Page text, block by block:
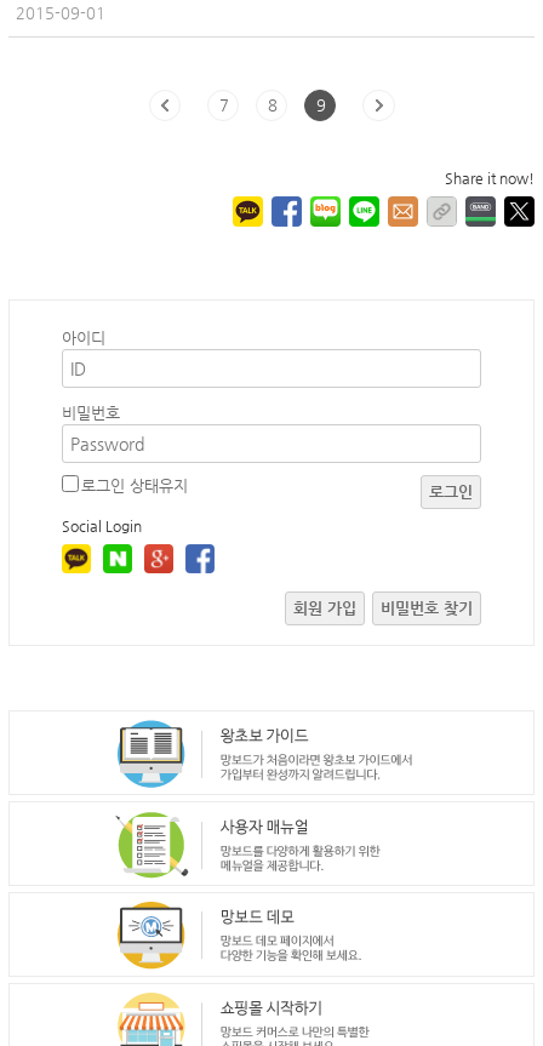
2015-09-01
7 8 9
Share it now!
아이디
비밀번호
로그인 상태유지 로그인
Social Login
회원 가입 비밀번호 찾기